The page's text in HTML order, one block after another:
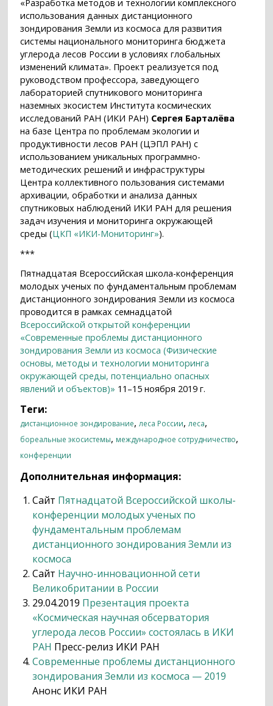
«Разработка методов и технологии комплексного
использования данных дистанционного
зондирования Земли из космоса для развития
системы национального мониторинга бюджета
углерода лесов России в условиях глобальных
изменений климата». Проект реализуется под
руководством профессора, заведующего
лабораторией спутникового мониторинга
наземных экосистем Института космических
исследований РАН (ИКИ РАН) Сергея Барталёва
на базе Центра по проблемам экологии и
продуктивности лесов РАН (ЦЭПЛ РАН) с
использованием уникальных программно-
методических решений и инфраструктуры
Центра коллективного пользования системами
архивации, обработки и анализа данных
спутниковых наблюдений ИКИ РАН для решения
задач изучения и мониторинга окружающей
среды (ЦКП «ИКИ-Мониторинг»).
***
Пятнадцатая Всероссийская школа-конференция
молодых ученых по фундаментальным проблемам
дистанционного зондирования Земли из космоса
проводится в рамках семнадцатой
Всероссийской открытой конференции
«Современные проблемы дистанционного
зондирования Земли из космоса (Физические
основы, методы и технологии мониторинга
окружающей среды, потенциально опасных
явлений и объектов)» 11–15 ноября 2019 г.
Теги:
дистанционное зондирование,леса России,леса,
бореальные экосистемы, международное сотрудничество,
конференции
Дополнительная информация:
Сайт Пятнадцатой Всероссийской школы-
конференции молодых ученых по
фундаментальным проблемам
дистанционного зондирования Земли из
космоса
Сайт Научно-инновационной сети
Великобритании в России
29.04.2019 Презентация проекта
«Космическая научная обсерватория
углерода лесов России» состоялась в ИКИ
РАН Пресс-релиз ИКИ РАН
Современные проблемы дистанционного
зондирования Земли из космоса — 2019
Анонс ИКИ РАН